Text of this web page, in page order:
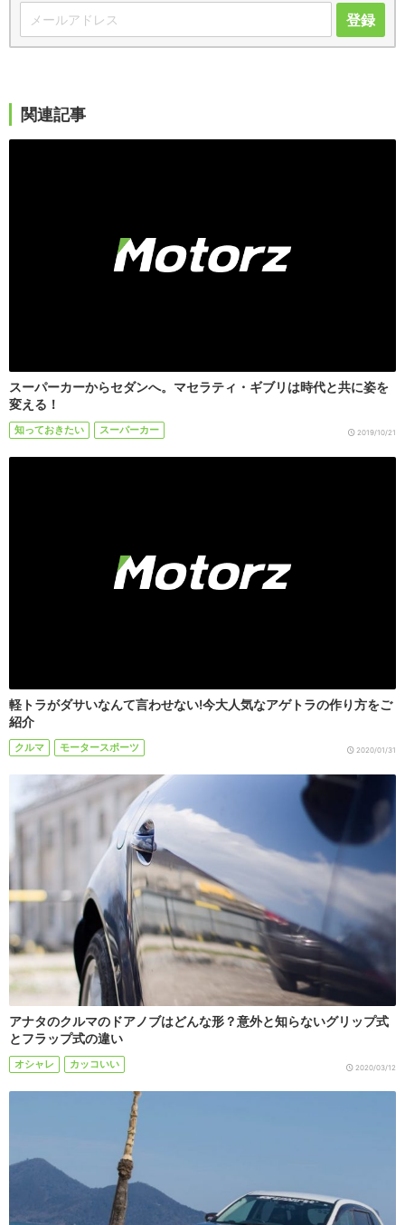
登録
関連記事
スーパーカーからセダンへ。マセラティ・ギブリは時代と共に姿を
変える！
知っておきたい スーパーカー 2019/10/21
軽トラがダサいなんて言わせない!今大人気なアゲトラの作り方をご
紹介
クルマ モータースポーツ 2020/01/31
アナタのクルマのドアノブはどんな形？意外と知らないグリップ式
とフラップ式の違い
オシャレ カッコいい 2020/03/12